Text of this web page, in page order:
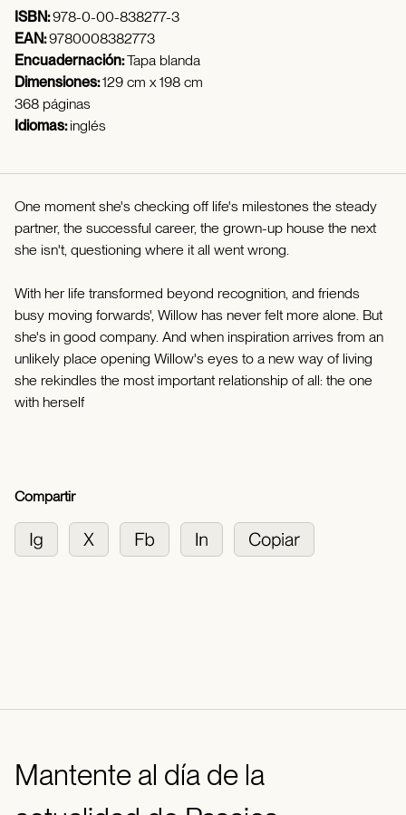
ISBN:978-0-00-838277-3
EAN:9780008382773
Encuadernación:Tapa blanda
Dimensiones:129 cm x 198 cm
368 páginas
Idiomas:inglés
One moment she's checking off life's milestones the steady
partner, the successful career, the grown-up house the next
she isn't, questioning where it all went wrong.
With her life transformed beyond recognition, and friends
busy moving forwards', Willow has never felt more alone. But
she's in good company. And when inspiration arrives from an
unlikely place opening Willow's eyes to a new way of living
she rekindles the most important relationship of all: the one
with herself
Compartir
Mantente al día de la